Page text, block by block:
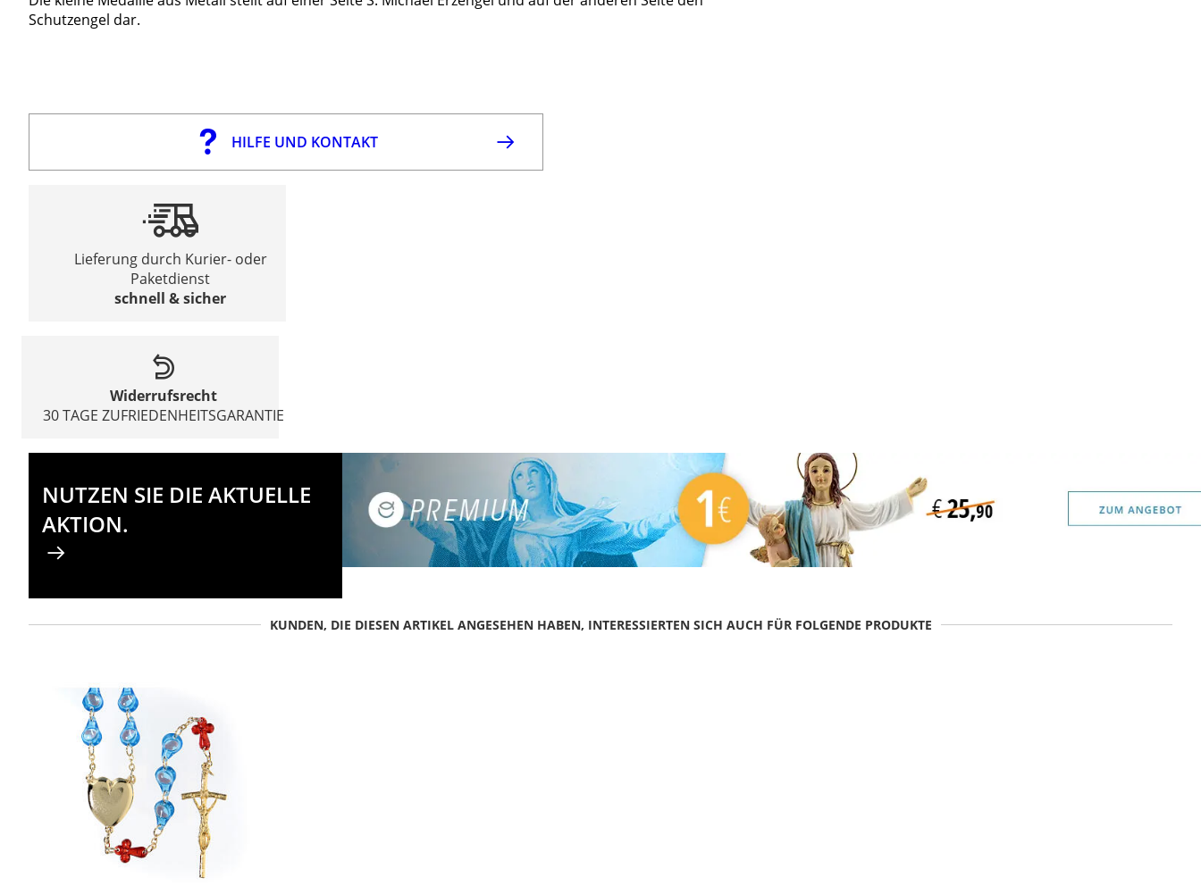
Schutzengel dar.
HILFE UND KONTAKT
Lieferung durch Kurier- oder
Paketdienst
schnell & sicher
Widerrufsrecht
30 TAGE ZUFRIEDENHEITSGARANTIE
NUTZEN SIE DIE AKTUELLE
AKTION.
KUNDEN, DIE DIESEN ARTIKEL ANGESEHEN HABEN, INTERESSIERTEN SICH AUCH FÜR FOLGENDE PRODUKTE